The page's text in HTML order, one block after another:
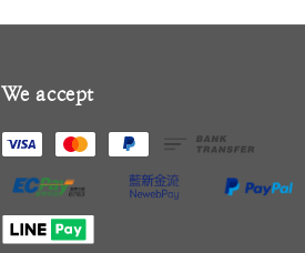
We accept